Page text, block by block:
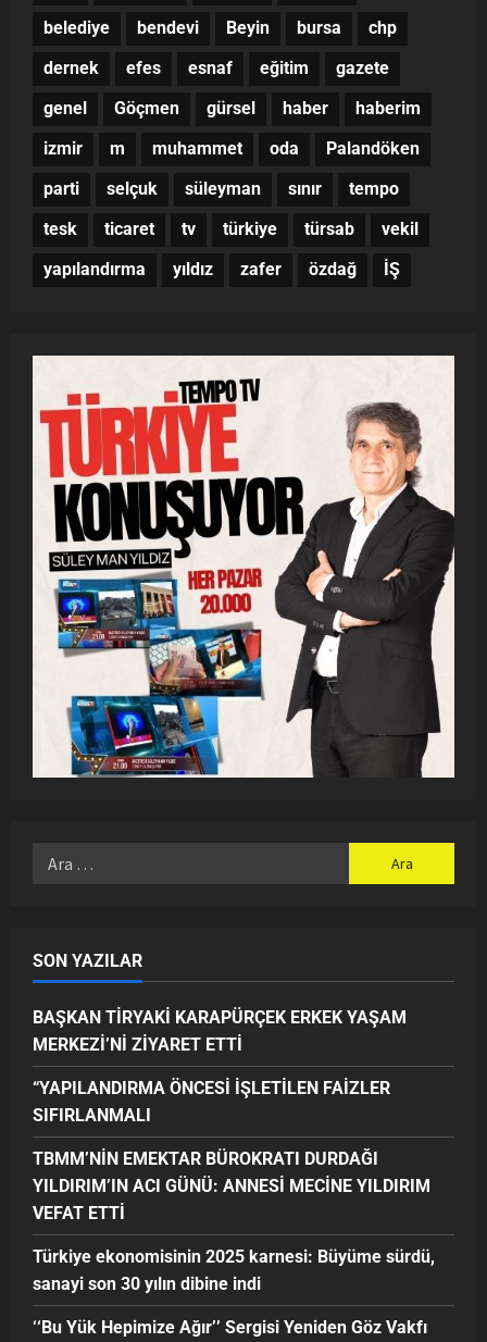
belediye
bendevi Beyin bursa
chp
dernek
efes esnaf eğitim
gazete
genel
Göçmen gürsel haber
haberim
izmir
m muhammet oda
Palandöken
parti
selçuk süleyman sınır
tempo
tesk
ticaret tv türkiye türsab
vekil
yapılandırma
yıldız zafer özdağ İŞ
SON YAZILAR
BAŞKAN TİRYAKİ KARAPÜRÇEK ERKEK YAŞAM
MERKEZİ’Nİ ZİYARET ETTİ
“YAPILANDIRMA ÖNCESİ İŞLETİLEN FAİZLER
SIFIRLANMALI
TBMM’NİN EMEKTAR BÜROKRATI DURDAĞI
YILDIRIM’IN ACI GÜNÜ: ANNESİ MECİNE YILDIRIM
VEFAT ETTİ
Türkiye ekonomisinin 2025 karnesi: Büyüme sürdü,
sanayi son 30 yılın dibine indi
‘‘Bu Yük Hepimize Ağır’’ Sergisi Yeniden Göz Vakfı